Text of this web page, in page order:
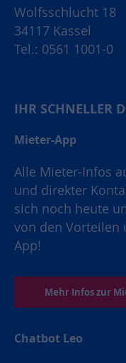
Wolfsschlucht 18
34117 Kassel
Tel.: 0561 1001-0
IHR SCHNELLER
Mieter-App
Alle Mieter-Infos
und direkter
sich noch heute
von den Vorteilen
App!
Mehr Infos zur
Chatbot Leo